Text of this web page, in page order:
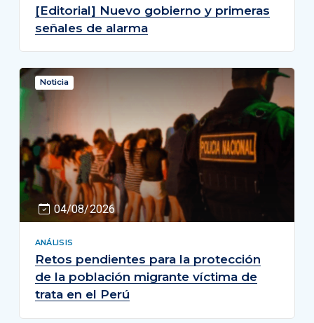
[Editorial] Nuevo gobierno y primeras
señales de alarma
Noticia
04/08/2026
ANÁLISIS
Retos pendientes para la protección
de la población migrante víctima de
trata en el Perú